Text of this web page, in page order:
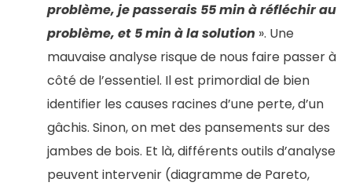
problème, je passerais 55 min à réfléchir au
problème, et 5 min à la solution ». Une
mauvaise analyse risque de nous faire passer à
côté de l’essentiel. Il est primordial de bien
identifier les causes racines d’une perte, d’un
gâchis. Sinon, on met des pansements sur des
jambes de bois. Et là, différents outils d’analyse
peuvent intervenir (diagramme de Pareto,